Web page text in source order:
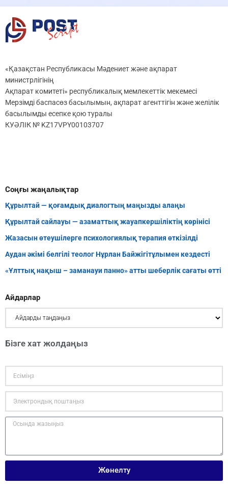
«Қазақстан Республикасы Мәдениет және ақпарат
министрлігінің
Ақпарат комитеті» республикалық мемлекеттік мекемесі
Мерзімді баспасөз басылымын, ақпарат агенттігін және желілік
басылымды есепке қою туралы
КУӘЛІК № KZ17VPY00103707
Соңғы жаңалықтар
Құрылтай — қоғамдық диалогтың маңызды алаңы
Құрылтай сайлауы — азаматтық жауапкершіліктің көрінісі
Жазасын өтеушілерге психологиялық терапия өткізілді
Аудан әкімі белгілі теолог Нұрлан Байжігітұлымен кездесті
«Ұлттық нақыш – заманауи панно» атты шеберлік сағаты өтті
Айдарлар
Бізге хат жолдаңыз
Жөнелту